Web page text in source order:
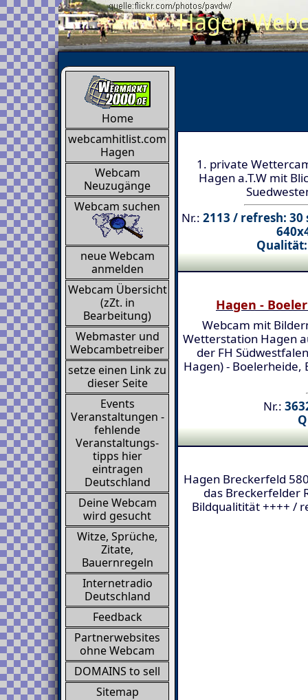
Hagen
Home
webcamhitlist.com
Hagen
Webcam
Neuzugänge
Webcam suchen
neue Webcam
anmelden
Webcam Übersicht
(zZt. in
Bearbeitung)
Webmaster und
Webcambetreiber
setze einen Link zu
dieser Seite
Events
Veranstaltungen -
fehlende
Veranstaltungs-
tipps hier
eintragen
Deutschland
Deine Webcam
wird gesucht
Witze, Sprüche,
Zitate,
Bauernregeln
Internetradio
Deutschland
Feedback
Partnerwebsites
ohne Webcam
DOMAINS to sell
Sitemap
1. private
Hagen a.T.W mit
Nr.: 2113 / refresh: 30
Hagen -
Webcam mit
Wetterstation Hagen
der FH
Hagen) - Boelerheide,
Nr.:
Hagen Breckerfeld
das Breckerfelder
Bildqualitität ++++ /